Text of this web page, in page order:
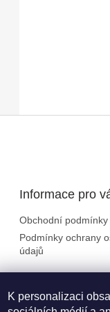
K personalizaci
Informace pro
Obchodní podmínky
Podmínky ochrany
údajů